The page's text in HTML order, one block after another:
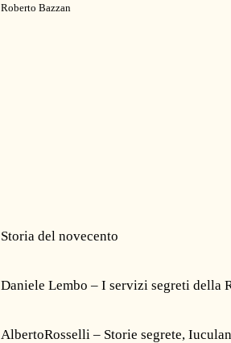
Roberto Bazzan
Storia del novecento
Daniele Lembo – I servizi segreti della
AlbertoRosselli – Storie segrete,